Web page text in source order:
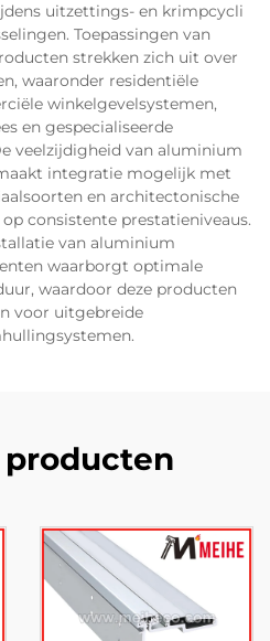
uitzettings- en krimpcycli
Toepassingen van
strekken zich uit over
waaronder residentiële
winkelgevelsystemen,
en gespecialiseerde
veelzijdigheid van aluminium
integratie mogelijk met
en architectonische
consistente prestatieniveaus.
van aluminium
waarborgt optimale
waardoor deze producten
voor uitgebreide